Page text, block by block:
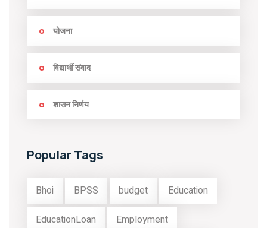
योजना
विद्यार्थी संवाद
शासन निर्णय
Popular Tags
Bhoi BPSS budget Education
EducationLoan Employment